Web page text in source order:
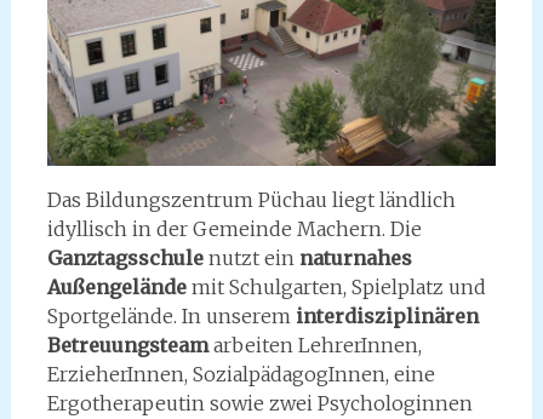
Das Bildungszentrum Püchau liegt ländlich
idyllisch in der Gemeinde Machern. Die
Ganztagsschulenutzt ein naturnahes
Außengeländemit Schulgarten, Spielplatz und
Sportgelände. In unserem interdisziplinären
Betreuungsteamarbeiten LehrerInnen,
ErzieherInnen, SozialpädagogInnen, eine
Ergotherapeutin sowie zwei Psychologinnen